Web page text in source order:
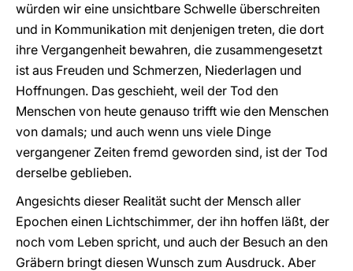
würden wir eine unsichtbare Schwelle überschreiten
und in Kommunikation mit denjenigen treten, die dort
ihre Vergangenheit bewahren, die zusammengesetzt
ist aus Freuden und Schmerzen, Niederlagen und
Hoffnungen. Das geschieht, weil der Tod den
Menschen von heute genauso trifft wie den Menschen
von damals; und auch wenn uns viele Dinge
vergangener Zeiten fremd geworden sind, ist der Tod
derselbe geblieben.
Angesichts dieser Realität sucht der Mensch aller
Epochen einen Lichtschimmer, der ihn hoffen läßt, der
noch vom Leben spricht, und auch der Besuch an den
Gräbern bringt diesen Wunsch zum Ausdruck. Aber